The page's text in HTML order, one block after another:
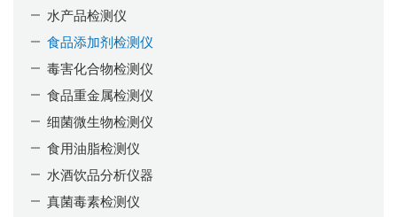
水产品检测仪
食品添加剂检测仪
毒害化合物检测仪
食品重金属检测仪
细菌微生物检测仪
食用油脂检测仪
水酒饮品分析仪器
真菌毒素检测仪